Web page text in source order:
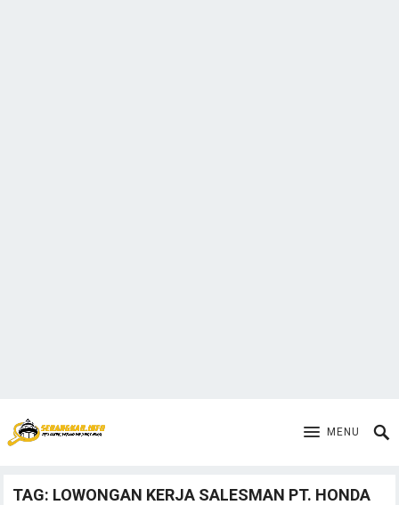
MENU
TAG: LOWONGAN KERJA SALESMAN PT. HONDA